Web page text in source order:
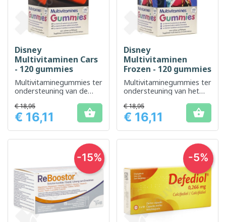
Disney
Multivitaminen Cars
- 120 gummies
Multivitaminegummies ter
ondersteuning van de
Prijs
€ 18,95
€ 16,11 
Disney
Multivitaminen
Frozen - 120 gummies
Multivitaminegummies ter
ondersteuning van het
kinderen
Prijs
€ 18,95
€ 16,11 
-15% -5%